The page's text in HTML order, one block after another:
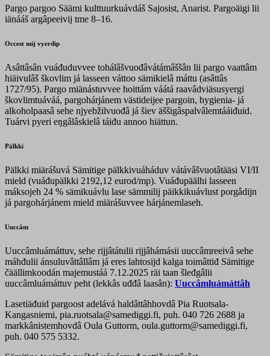
Pargo pargoo Säämi kulttuurkuávdáš Sajosist, Anarist. Pargoäigi lii
iänááš argâpeeivij tme 8–16.
Occest mij vyerdip
Asâttâsân vuáđuduvvee tohálâšvuođâvátámâššân lii pargo vaattâm
hiäivulâš škovlim já lasseen váttoo sämikielâ máttu (asâttâs
1727/95). Pargo miänástuvvee hoittám váátá raavâdviäsusyergi
škovlimtuáváá, pargohárjánem västideijee pargoin, hygienia- já
alkoholpaasâ sehe njyebžilvuođâ já šiev äššigâspalvâlemtááiđuid.
Tuárvi pyeri eŋgâlâskielâ táiđu annoo hiättun.
Pälkki
Pälkki miärášuvá Sämitige pälkkivuáháduv vátávâšvuotâtääsi VI/II
mield (vuáđupälkki 2192,12 eurod/mp). Vuáđupäälhi lasseen
máksojeh 24 % sämikuávlu lase sämmilij päikkikuávlust porgâdijn
já pargohárjánem mield miärášuvvee hárjánemlaseh.
Uuccâm
Uuccâmluámáttuv, sehe rijjâtátulii rijjâhámásii uuccâmreeivâ sehe
máhđulii ánsuluvâttâllâm já eres lahtosijd kalga toimâttiđ Sämitige
čäällimkoodán majemustáá 7.12.2025 räi taan šleđgâlii
uuccâmluámáttuv peht (lekkâs uđđâ laasân): Uuccâmluámáttâh
Lasetiäđuid pargoost adelává haldâttâhhovdâ Pia Ruotsala-
Kangasniemi, pia.ruotsala@samediggi.fi, puh. 040 726 2688 ja
markkânistemhovdâ Oula Guttorm, oula.guttorm@samediggi.fi,
puh. 040 575 5332.